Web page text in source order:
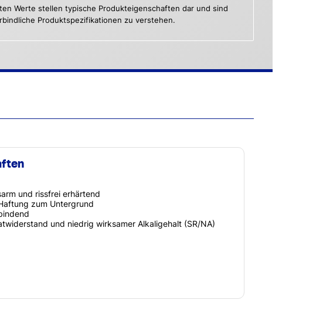
Werte stellen typische Produkteigenschaften dar und sind
Produktspezifikationen zu verstehen.
und rissfrei erhärtend
zum Untergrund
und niedrig wirksamer Alkaligehalt (SR/NA)